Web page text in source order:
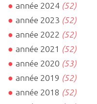
année 2024 (52)
année 2023 (52)
année 2022 (52)
année 2021 (52)
année 2020 (53)
année 2019 (52)
année 2018 (52)